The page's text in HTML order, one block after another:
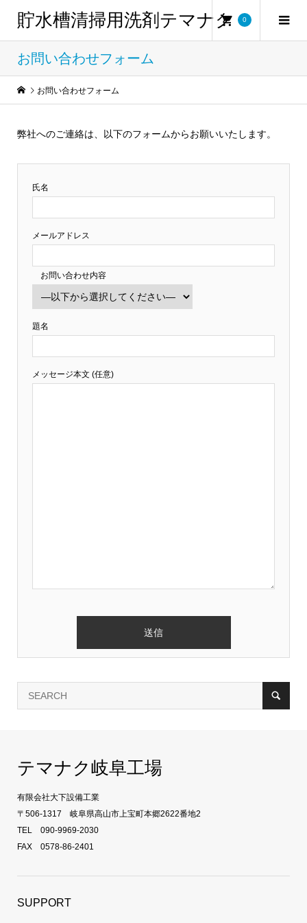
貯水槽清掃用洗剤テマナク 0
お問い合わせフォーム
お問い合わせフォーム
弊社へのご連絡は、以下のフォームからお願いいたします。
氏名
メールアドレス
お問い合わせ内容
題名
メッセージ本文 (任意)
テマナク岐阜工場
有限会社大下設備工業
〒506-1317 岐阜県高山市上宝町本郷2622番地2
TEL 090-9969-2030
FAX 0578-86-2401
SUPPORT